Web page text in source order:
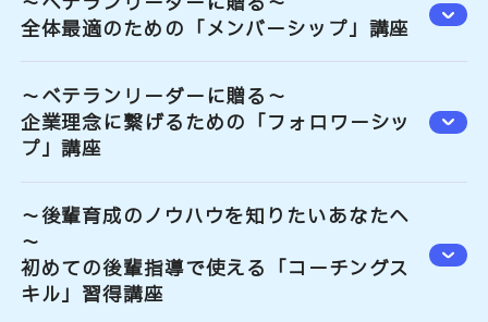
全体最適のための「メンバーシップ」講座
～ベテランリーダーに贈る～
企業理念に繋げるための「フォロワーシッ
プ」講座
～後輩育成のノウハウを知りたいあなたへ
～
初めての後輩指導で使える「コーチングス
キル」習得講座